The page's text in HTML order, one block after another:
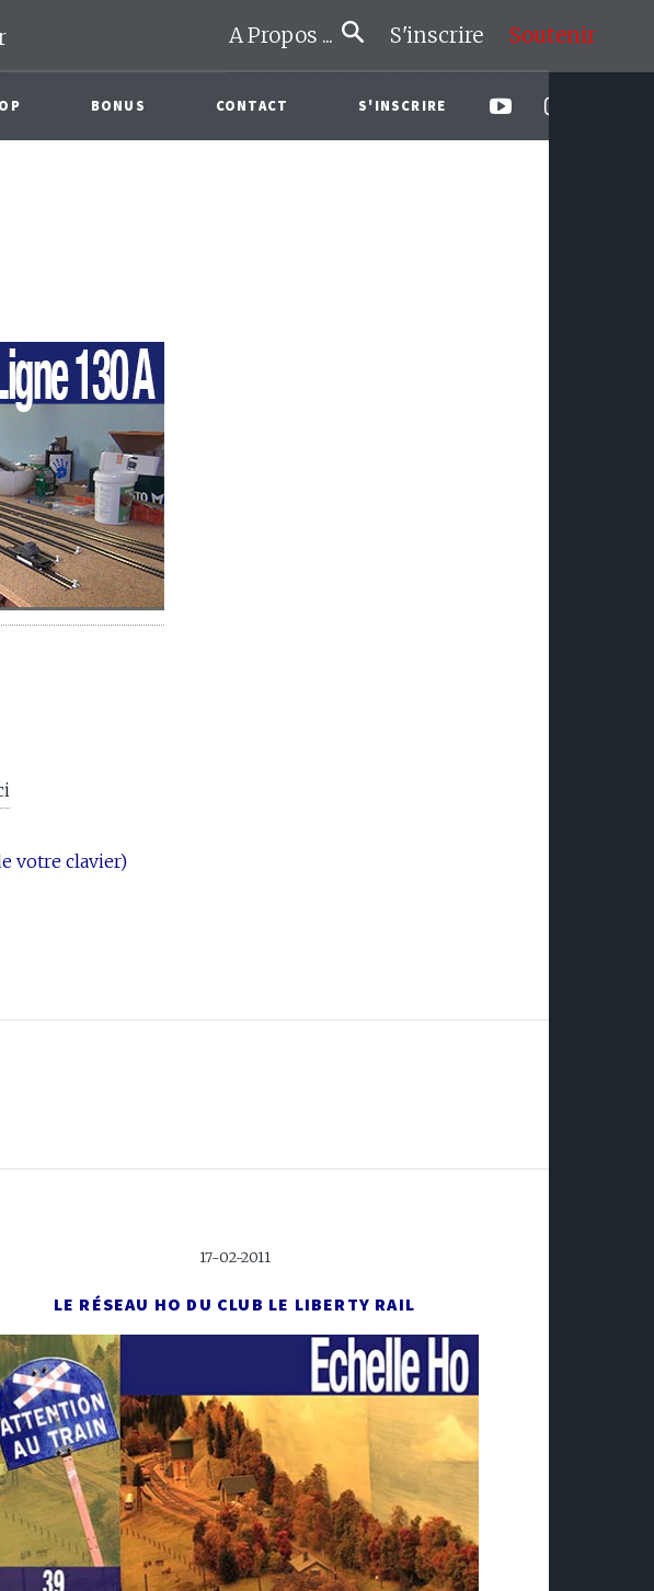
A Propos ... S'inscrire Soutenir
BONUS CONTACT S'INSCRIRE
votre clavier)
17-02-2011
LE RÉSEAU HO DU CLUB LE LIBERTY RAIL